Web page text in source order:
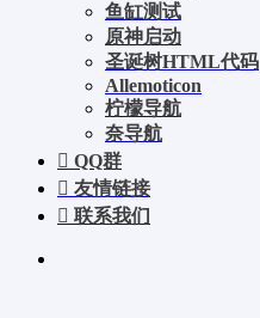
鱼缸测试
原神启动
圣诞树HTML代码
Allemoticon
柠檬导航
奈导航
QQ群
友情链接
联系我们